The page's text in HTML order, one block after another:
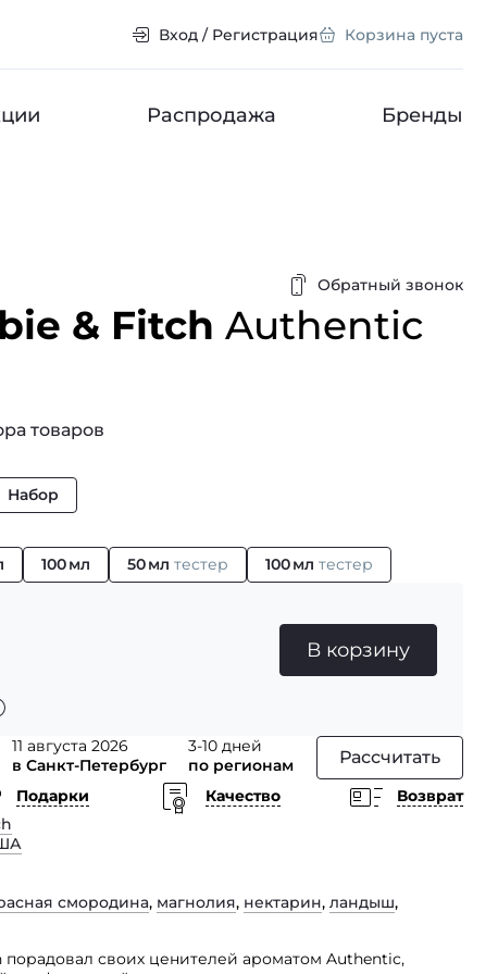
Вход / Регистрация Корзина пуста
Распродажа Бренды
Обратный звонок
& Fitch Authentic
товаров
Набор
100 мл 50 мл тестер 100 мл тестер
В корзину
11 августа 2026
в Санкт-Петербург
3-10 дней
по регионам
Рассчитать
Подарки Качество
Возврат
смородина, магнолия, нектарин, ландыш,
своих ценителей ароматом Authentic,